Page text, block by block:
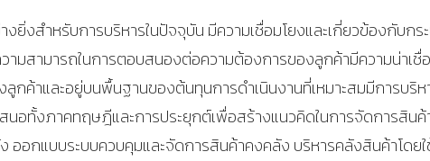
ำหรับการบริหารในปัจจุบัน มีความเชื่อมโยงและเกี่ยวข้องกับกร
ามสามารถในการตอบสนองต่อความต้องการของลูกค้ามีความน่า
ลูกค้าและอยู่บนพื้นฐานของต้นทุนการดำเนินงานที่เหมาะสมมีการบ
ทั้งภาคทฤษฎีและการประยุกต์เพื่อสร้างแนวคิดในการจัดการสินค้
อกแบบระบบควบคุมและจัดการสินค้าคงคลัง บริหารคลังสินค้าโดย